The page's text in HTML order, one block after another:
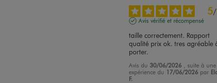
5/
Avis vérifié et récompensé
taille correctement. Rapport
qualité prix ok. tres agréable
porter.
Avis du 30/06/2026
, suite à une
expérience du 17/06/2026 par
F.